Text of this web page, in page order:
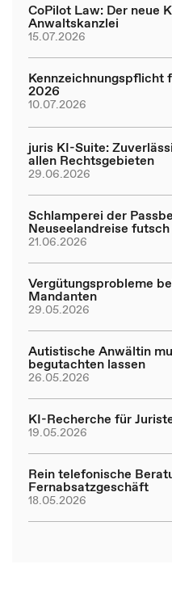
CoPilot Law: Der neue
Anwaltskanzlei
15.07.2026
Kennzeichnungspflicht
2026
10.07.2026
juris KI-Suite:
allen Rechtsgebieten
29.06.2026
Schlamperei der
Neuseelandreise futsch
21.06.2026
Vergütungsprobleme
Mandanten
29.05.2026
Autistische Anwältin
begutachten lassen
26.05.2026
KI-Recherche für
19.05.2026
Rein telefonische
Fernabsatzgeschäft
18.05.2026